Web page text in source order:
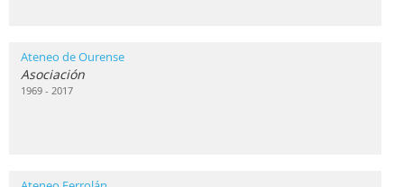
Ateneo de Ourense
Asociación
1969 - 2017